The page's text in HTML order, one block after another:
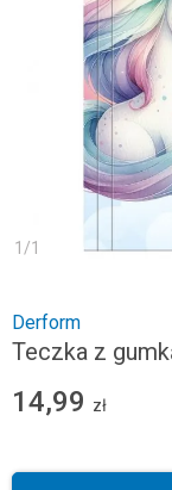
1 /1
Derform
Teczka z
14,99 zł